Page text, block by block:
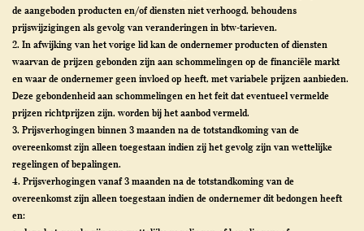
de aangeboden producten en/of diensten niet verhoogd, behoudens
prijswijzigingen als gevolg van veranderingen in btw-tarieven.
2. In afwijking van het vorige lid kan de ondernemer producten of diensten
waarvan de prijzen gebonden zijn aan schommelingen op de financiële markt
en waar de ondernemer geen invloed op heeft, met variabele prijzen aanbieden.
Deze gebondenheid aan schommelingen en het feit dat eventueel vermelde
prijzen richtprijzen zijn, worden bij het aanbod vermeld.
3. Prijsverhogingen binnen 3 maanden na de totstandkoming van de
overeenkomst zijn alleen toegestaan indien zij het gevolg zijn van wettelijke
regelingen of bepalingen.
4. Prijsverhogingen vanaf 3 maanden na de totstandkoming van de
overeenkomst zijn alleen toegestaan indien de ondernemer dit bedongen heeft
en: